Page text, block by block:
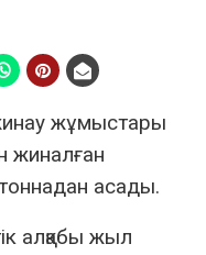
жұмыстары
жиналған
асады.
алқабы жыл